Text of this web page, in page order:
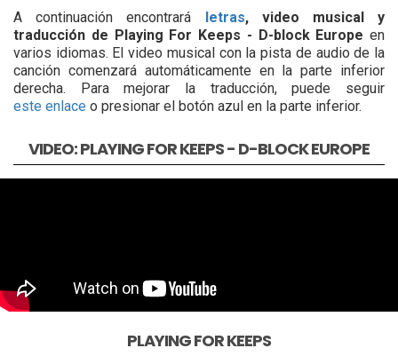
A continuación encontrará letras, video musical y
traducción de Playing For Keeps - D-block Europe en
varios idiomas. El video musical con la pista de audio de la
canción comenzará automáticamente en la parte inferior
derecha. Para mejorar la traducción, puede seguir
este enlace o presionar el botón azul en la parte inferior.
VIDEO: PLAYING FOR KEEPS - D-BLOCK EUROPE
PLAYING FOR KEEPS